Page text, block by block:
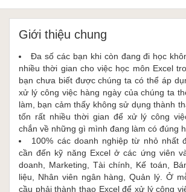
Giới thiệu chung
Đa số các bạn khi còn đang đi học
nhiều thời gian cho việc học môn Excel
bạn chưa biết được chúng ta có thể áp
xử lý công việc hàng ngày của chúng ta
làm, bạn cảm thấy không sử dụng thành
tốn rất nhiều thời gian để xử lý công
chắn về những gì mình đang làm có đúng
100% các doanh nghiệp từ nhỏ nhất
cần đến kỹ năng Excel ở các ứng viên
doanh, Marketing, Tài chính, Kế toán,
liệu, Nhân viên ngân hàng, Quản lý. Ở
cầu phải thành thạo Excel để xử lý công